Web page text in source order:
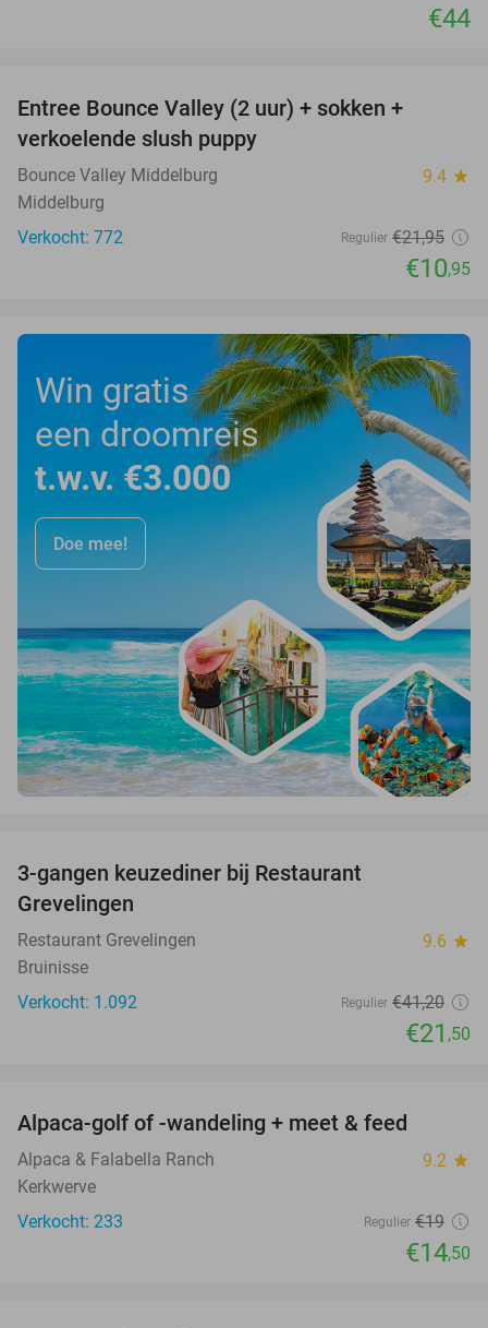
€44
Entree Bounce Valley (2 uur) + sokken +
verkoelende slush puppy
Bounce Valley Middelburg 9.4 star
Middelburg
Verkocht: 772
Regulier €21,95
€10,95
Win gratis
een droomreis
t.w.v. €3.000
Doe mee!
3-gangen keuzediner bij Restaurant
Grevelingen
Restaurant Grevelingen 9.6 star
Bruinisse
Verkocht: 1.092
Regulier €41,20
€21 ,50
Alpaca-golf of -wandeling + meet & feed
Alpaca & Falabella Ranch 9.2 star
Kerkwerve
Verkocht: 233
Regulier €19
€14,50